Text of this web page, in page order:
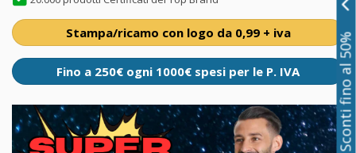
Stampa/ricamo con logo da 0,99 + iva
Fino a 250€ ogni 1000€ spesi per le P. IVA Sconti fino al 50%